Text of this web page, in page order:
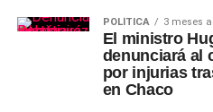
POLÍTICA 3 meses
El ministro
denunciará al
por injurias
en Chaco